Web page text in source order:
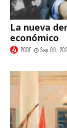
La nueva
económico
PCOE Sep 09,